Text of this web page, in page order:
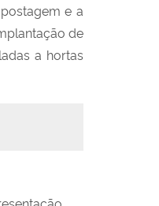
e a
de
a hortas